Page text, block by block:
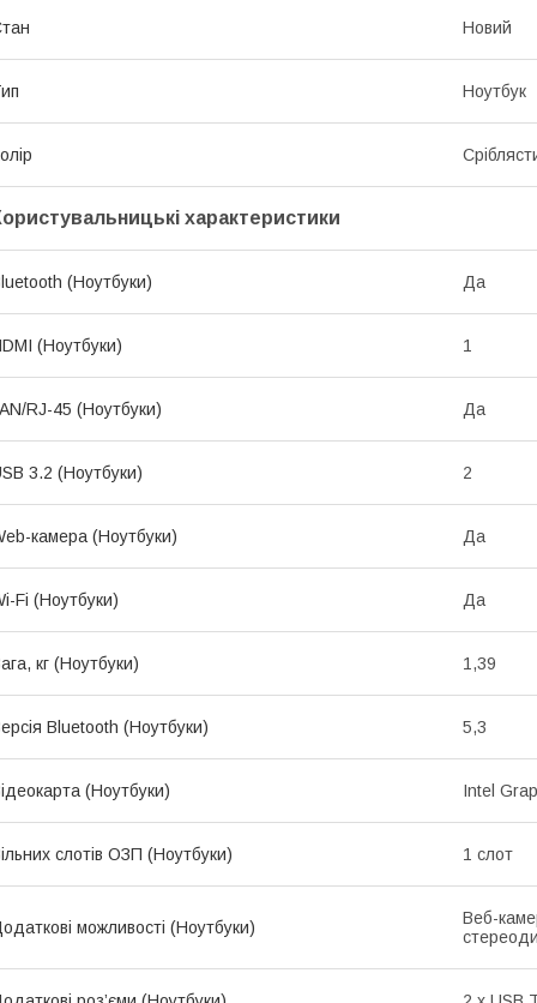
Новий
Ноутбук
характеристики
(Ноутбуки) Да
(Ноутбуки) 1
RJ-45 (Ноутбуки) Да
3.2 (Ноутбуки) 2
камера (Ноутбуки) Да
Fi (Ноутбуки) Да
кг (Ноутбуки) 1,39
Bluetooth (Ноутбуки) 5,3
(Ноутбуки) Intel
слотів ОЗП (Ноутбуки) 1 слот
можливості (Ноутбуки)
Веб-